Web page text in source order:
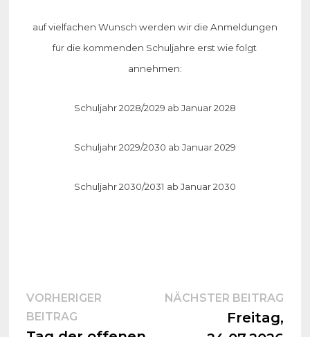
auf vielfachen Wunsch werden wir die Anmeldungen
für die kommenden Schuljahre erst wie folgt
annehmen:
Schuljahr 2028/2029 ab Januar 2028
Schuljahr 2029/2030 ab Januar 2029
Schuljahr 2030/2031 ab Januar 2030
Beitragsnavigation
VORHERIGER
BEITRAG
NÄCHSTER BEITRAG
Freitag,